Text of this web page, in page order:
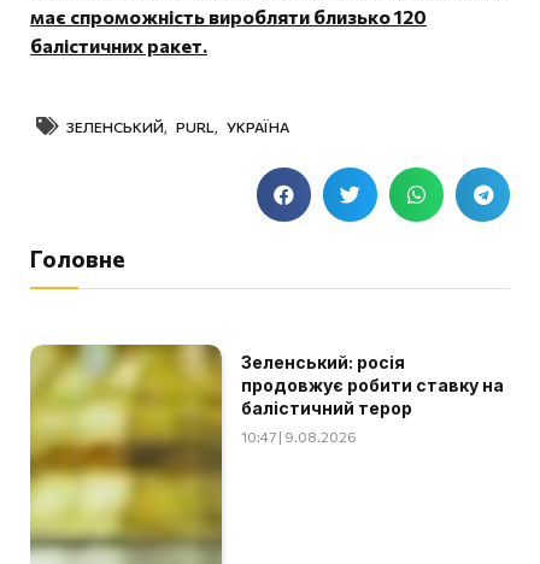
має спроможність виробляти близько 120
балістичних ракет.
ЗЕЛЕНСЬКИЙ PURL УКРАЇНА
Головне
Зеленський: росія
продовжує робити ставку на
балістичний терор
10:47 | 9.08.2026